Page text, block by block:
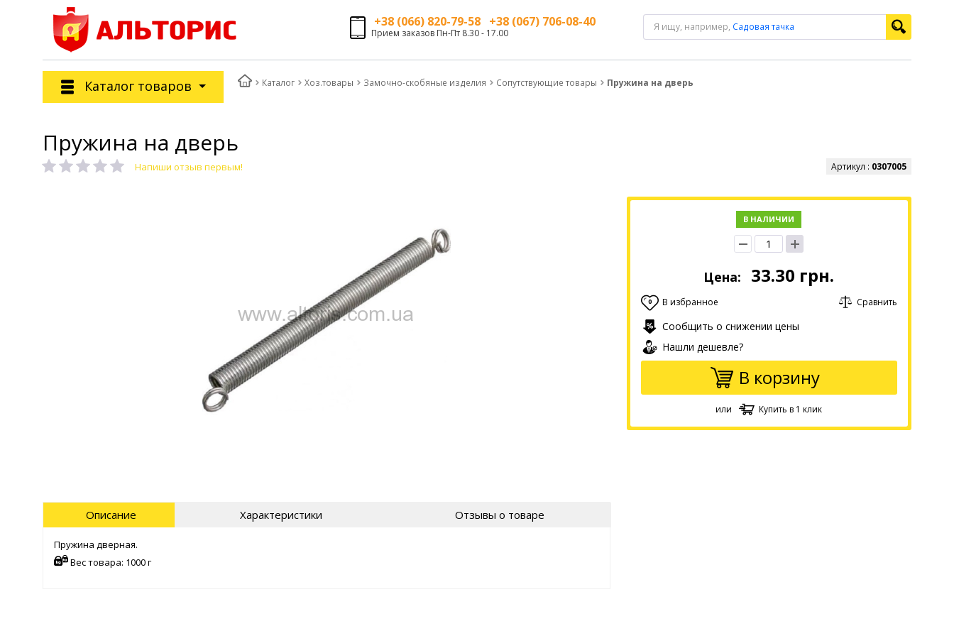
+38 (066) 820-79-58 +38 (067) 706-08-40
Прием заказов Пн-Пт 8.30 - 17.00
Я ищу, например, Садовая тачка
Каталог товаров Каталог Хоз.товары Замочно-скобяные изделия Сопутствующие товары Пружина на дверь
Пружина на дверь
Напиши отзыв первым! Артикул : 0307005
В НАЛИЧИИ
Цена: 33.30 грн.
0 В избранное Сравнить
Сообщить о снижении цены
Нашли дешевле?
В корзину
или Купить в 1 клик
Описание Характеристики Отзывы о товаре
Пружина дверная.
Вес товара: 1000 г